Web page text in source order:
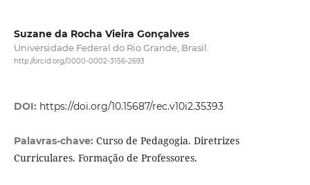
Suzane da Rocha Vieira Gonçalves
Universidade Federal do Rio Grande, Brasil.
http://orcid.org/0000-0002-3156-2693
DOI: https://doi.org/10.15687/rec.v10i2.35393
Palavras-chave: Curso de Pedagogia. Diretrizes
Curriculares. Formação de Professores.